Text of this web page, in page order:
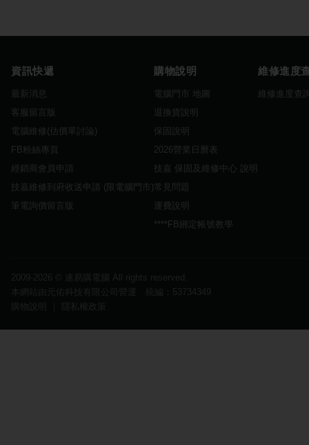
資訊快遞
最新消息
客服留言版
電腦維修(估價單討論)
FB粉絲專頁
經銷商會員申請
技嘉維修到府收送申請 (限電腦門市)
筆電詢價留言版
購物說明
電腦門市 地圖
退換貨說明
保固說明
2026營業日曆表
技嘉 保固及維修中心 說明
常見問題
運費說明
****FB綁定帳號教學
維修進度
維修進度查